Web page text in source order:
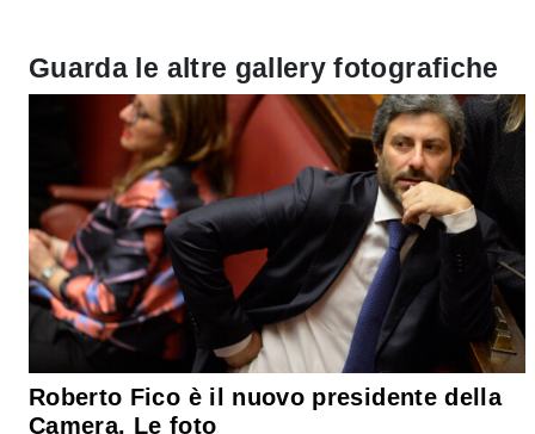
Guarda le altre gallery fotografiche
Roberto Fico è il nuovo presidente della
Camera. Le foto